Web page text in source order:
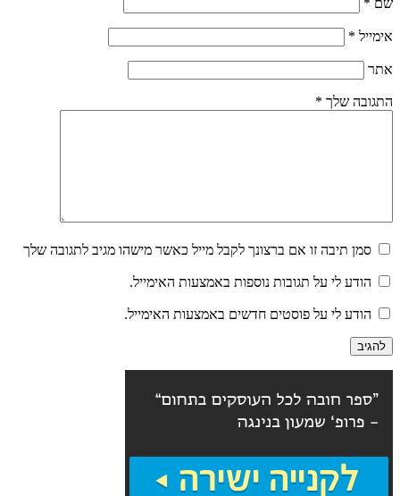
שם *
אימייל *
אתר
התגובה שלך *
סמן תיבה זו אם ברצונך לקבל מייל כאשר מישהו מגיב לתגובה שלך
הודע לי על תגובות נוספות באמצעות האימייל.
הודע לי על פוסטים חדשים באמצעות האימייל.